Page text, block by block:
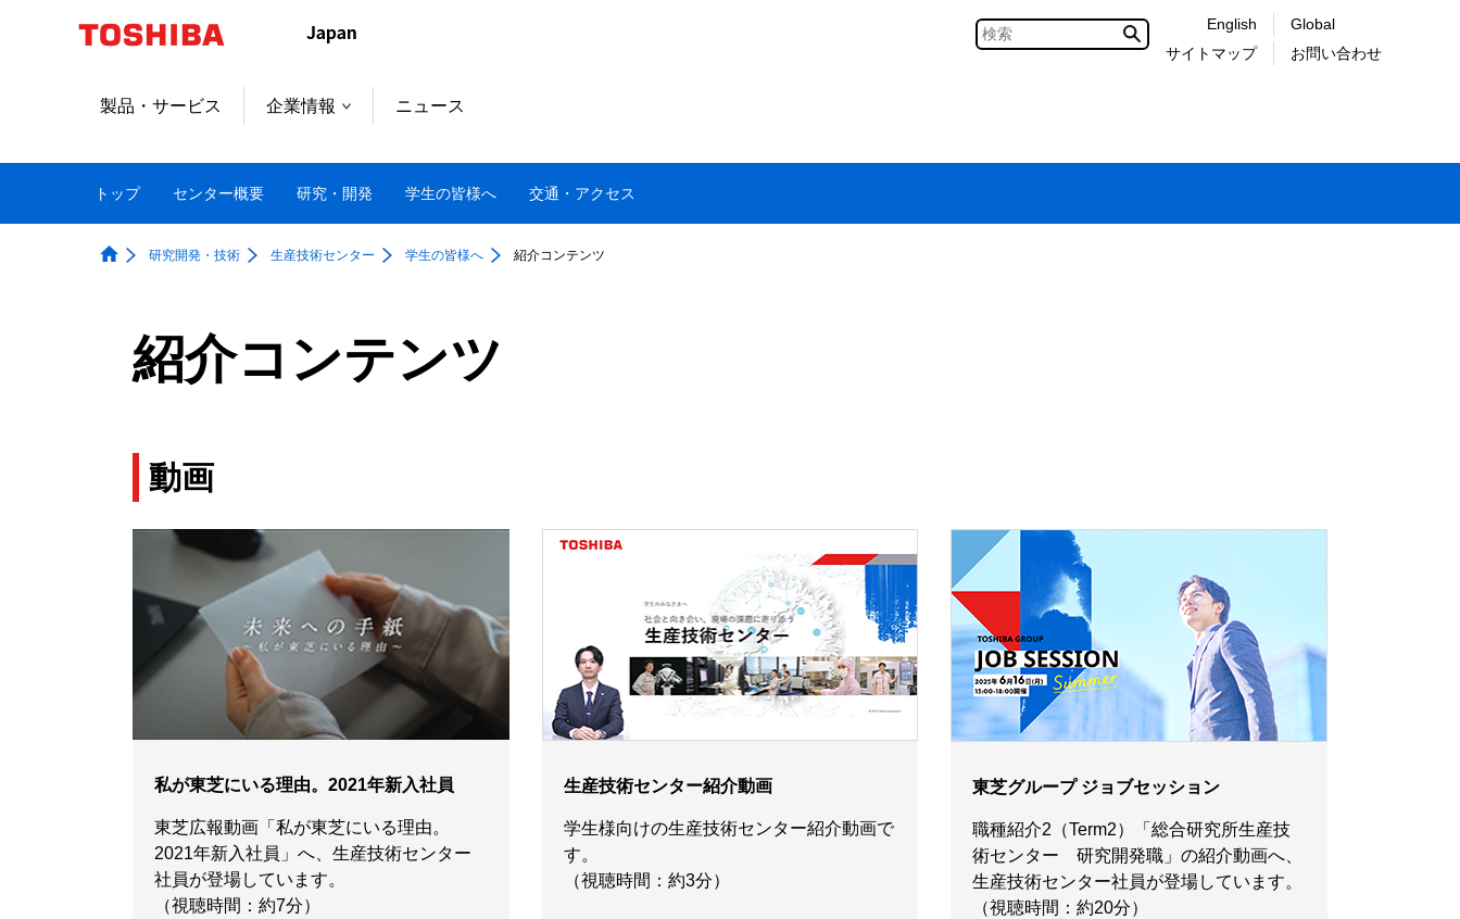
English
サイトマップ
Global
お問い合わせ
製品・サービス 企業情報 ニュース
トップ センター概要 研究・開発 学生の皆様へ 交通・アクセス
研究開発・技術 生産技術センター 学生の皆様へ 紹介コンテンツ
紹介コンテンツ
動画
私が東芝にいる理由。2021年新入社員
東芝広報動画「私が東芝にいる理由。
2021年新入社員」へ、生産技術センター
社員が登場しています。
（視聴時間：約7分）
生産技術センター紹介動画
学生様向けの生産技術センター紹介動画で
す。
（視聴時間：約3分）
東芝グループ ジョブセッション
職種紹介2（Term2）「総合研究所生産技
術センター 研究開発職」の紹介動画へ、
生産技術センター社員が登場しています。
（視聴時間：約20分）